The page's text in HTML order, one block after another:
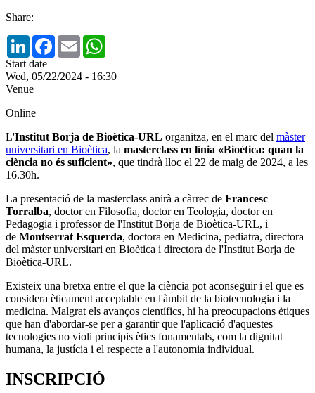
Share:
LinkedInFacebook
Email
Start date
Wed, 05/22/2024 - 16:30
Venue
Online
L'Institut Borja de Bioètica-URL organitza, en el marc del màster
universitari en Bioètica, la masterclass en línia «Bioètica: quan la
ciència no és suficient», que tindrà lloc el 22 de maig de 2024, a les
16.30h.
La presentació de la masterclass anirà a càrrec de Francesc
Torralba, doctor en Filosofia, doctor en Teologia, doctor en
Pedagogia i professor de l'Institut Borja de Bioètica-URL, i
de Montserrat Esquerda, doctora en Medicina, pediatra, directora
del màster universitari en Bioètica i directora de l'Institut Borja de
Bioètica-URL.
Existeix una bretxa entre el que la ciència pot aconseguir i el que es
considera èticament acceptable en l'àmbit de la biotecnologia i la
medicina. Malgrat els avanços científics, hi ha preocupacions ètiques
que han d'abordar-se per a garantir que l'aplicació d'aquestes
tecnologies no violi principis ètics fonamentals, com la dignitat
humana, la justícia i el respecte a l'autonomia individual.
INSCRIPCIÓ